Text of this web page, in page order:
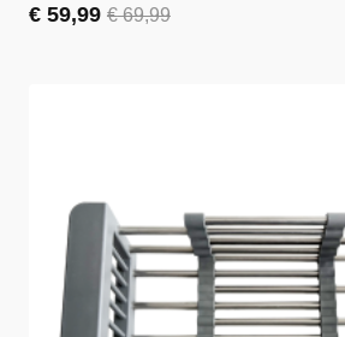
€69,99
Oorspronkelijke
€ 59,99
Huidige